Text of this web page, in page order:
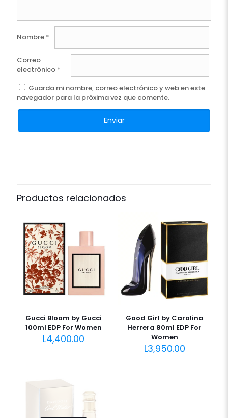
Nombre *
Correo
electrónico *
Guarda mi nombre, correo electrónico y web en este
navegador para la próxima vez que comente.
Productos relacionados
Gucci Bloom by Gucci
100ml EDP For Women
L4,400.00
Good Girl by Carolina
Herrera 80ml EDP For
Women
L3,950.00